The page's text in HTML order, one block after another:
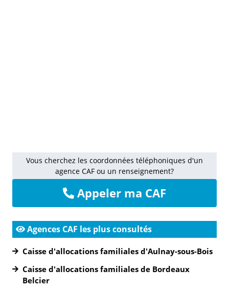
Vous cherchez les coordonnées téléphoniques d'un
agence CAF ou un renseignement?
Appeler ma CAF
Agences CAF les plus consultés
Caisse d'allocations familiales d'Aulnay-sous-Bois
Caisse d'allocations familiales de Bordeaux
Belcier